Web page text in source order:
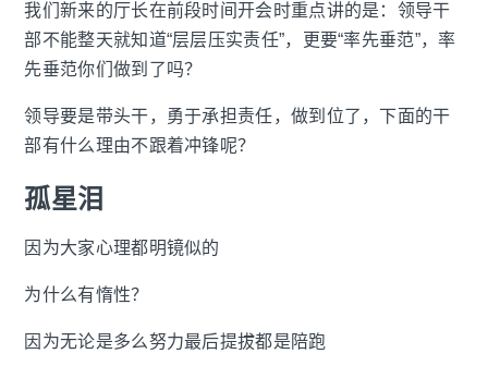
我们新来的厅长在前段时间开会时重点讲的是：领导干
部不能整天就知道“层层压实责任”，更要“率先垂范”，率
先垂范你们做到了吗？
领导要是带头干，勇于承担责任，做到位了，下面的干
部有什么理由不跟着冲锋呢？
孤星泪
因为大家心理都明镜似的
为什么有惰性？
因为无论是多么努力最后提拔都是陪跑